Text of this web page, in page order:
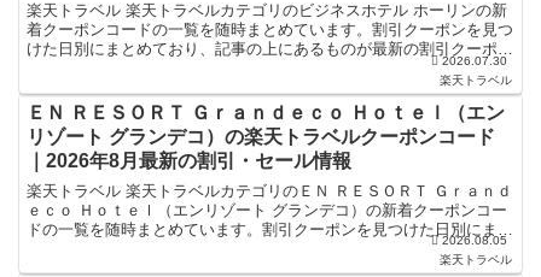
楽天トラベル 楽天トラベルカテゴリのビジネスホテル ホーリンの新
着クーポンコードの一覧を随時まとめています。割引クーポンを見つ
けた日別にまとめており、記事の上にあるものが最新の割引クーポン
になります。ホテル・旅館宿泊の予約などで使えるクーポ...2026.07.30
楽天トラベル
ＥＮ ＲＥＳＯＲＴ Ｇｒａｎｄｅｃｏ Ｈｏｔｅｌ（エン
リゾート グランデコ）の楽天トラベルクーポンコード
｜2026年8月最新の割引・セール情報
楽天トラベル 楽天トラベルカテゴリのＥＮ ＲＥＳＯＲＴ Ｇｒａｎｄ
ｅｃｏ Ｈｏｔｅｌ（エンリゾート グランデコ）の新着クーポンコー
ドの一覧を随時まとめています。割引クーポンを見つけた日別にまと
2026.08.05
楽天トラベル